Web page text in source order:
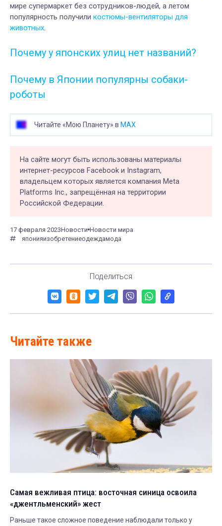
мире супермаркет без сотрудников-людей, а летом
популярность получили костюмы-вентиляторы для
животных.
Почему у японских улиц нет названий?
Почему в Японии популярны собаки-
роботы
Читайте «Мою Планету» в MAX
На сайте могут быть использованы материалы
интернет-ресурсов Facebook и Instagram,
владельцем которых является компания Meta
Platforms Inc., запрещённая на территории
Российской Федерации.
17 февраля 2023Новости Новости мира
японияизобретениеодеждамода
Поделиться
Читайте также
Самая вежливая птица: восточная синица освоила
«джентльменский» жест
Раньше такое сложное поведение наблюдали только у